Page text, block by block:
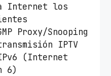
a Internet los
Proxy/Snooping
IPTV
(Internet
6)